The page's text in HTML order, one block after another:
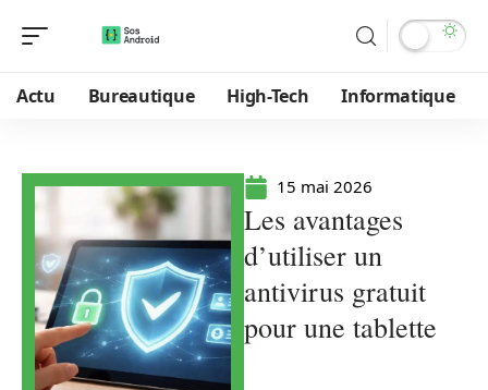
Actu Bureautique High-Tech Informatique
15 mai 2026
Les avantages
d’utiliser un
antivirus gratuit
pour une tablette